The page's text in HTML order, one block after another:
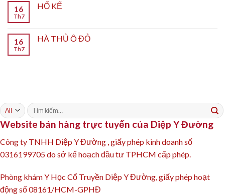
16
Th7
HỔ KẾ
16
Th7
HÀ THỦ Ô ĐỎ
Tìm
kiếm:
Website bán hàng trực tuyến của Diệp Y Đường
Công ty TNHH Diệp Y Đường , giấy phép kinh doanh số
0316199705 do sở kế hoạch đầu tư TPHCM cấp phép.
Phòng khám Y Học Cổ Truyền Diệp Y Đường, giấy phép hoạt
động số 08161/HCM-GPHĐ